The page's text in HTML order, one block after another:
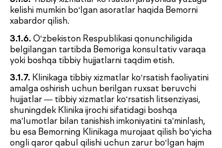
3.2.5.Davolovchi shifokorning barcha tibbiy
tavsiyalari va tayinlovlarini qat’iy bajarish, unga
zarur ma’lumotlarni taqdim etish hamda sog‘liq
(holat)dagi o‘zgarishlar haqida o‘z vaqtida xabar
berish.
oshirish.
3.2.3.Belgilangan tibbiy xizmatni olish (ko‘rsatish)
vaqtini bekor qilish yoki o‘zgartirish zarurati haqida
Klinikani oldindan, lekin kamida 24 soat oldin
xabardor qilish.
3.2.4. Tibbiy xizmat ko‘rsatilishidan oldin
shifokor/tibbiyot hamshirasini o‘tkazilgan
kasalliklar, ma’lum allergik reaksiyalar hamda
davolash natijasiga ta’sir qilishi mumkin bo‘lgan
boshqa omillar haqida xabardor qilish.